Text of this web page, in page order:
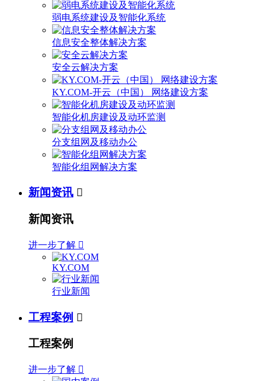
弱电系统建设及智能化系统
信息安全整体解决方案
安全云解决方案
KY.COM-开云（中国） 网络建设方案
智能化机房建设及动环监测
分支组网及移动办公
智能化组网解决方案
新闻资讯 
新闻资讯
进一步了解 
KY.COM
行业新闻
工程案例 
工程案例
进一步了解 